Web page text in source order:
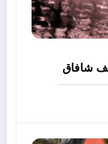
شافاق